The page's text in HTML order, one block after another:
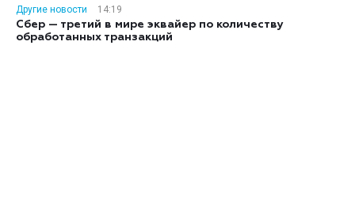
Другие новости
14:19
Сбер — третий в мире эквайер по количеству
обработанных транзакций